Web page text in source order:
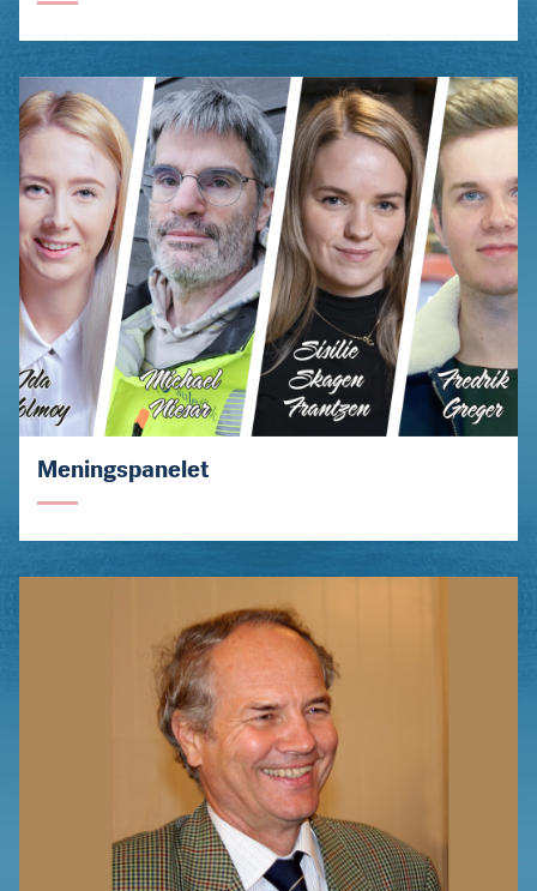
Meningspanelet